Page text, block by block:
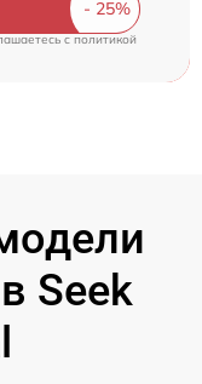
cполитикой
Seek